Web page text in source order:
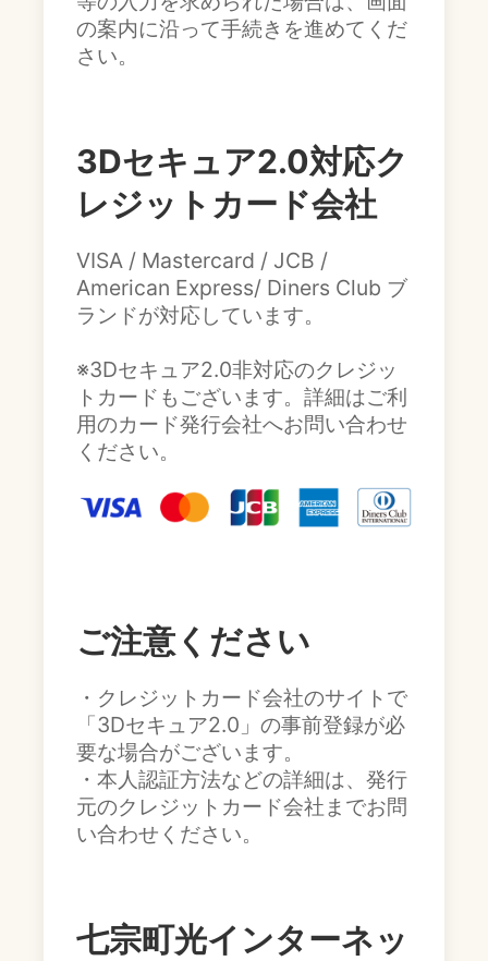
の案内に沿って手続きを進めてくだ
さい。
3Dセキュア2.0対応ク
レジットカード会社
VISA / Mastercard / JCB /
American Express/ Diners Club ブ
ランドが対応しています。
※3Dセキュア2.0非対応のクレジッ
トカードもございます。詳細はご利
用のカード発行会社へお問い合わせ
ください。
ご注意ください
・クレジットカード会社のサイトで
「3Dセキュア2.0」の事前登録が必
要な場合がございます。
・本人認証方法などの詳細は、発行
元のクレジットカード会社までお問
い合わせください。
七宗町光インターネッ